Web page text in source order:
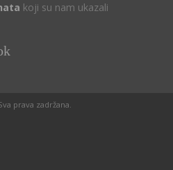
koji su nam ukazali
prava zadržana.